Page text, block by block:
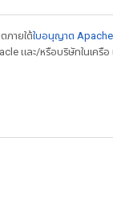
ภายใต้ใบอนุญาต
และ/หรือบริษัทในเครือ